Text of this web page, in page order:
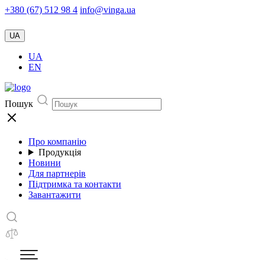
+380 (67) 512 98 4 info@vinga.ua
UA
UA
EN
Пошук
Про компанію
Продукція
Новини
Для партнерів
Підтримка та контакти
Завантажити